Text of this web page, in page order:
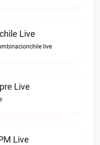
Live
live
Live
Live